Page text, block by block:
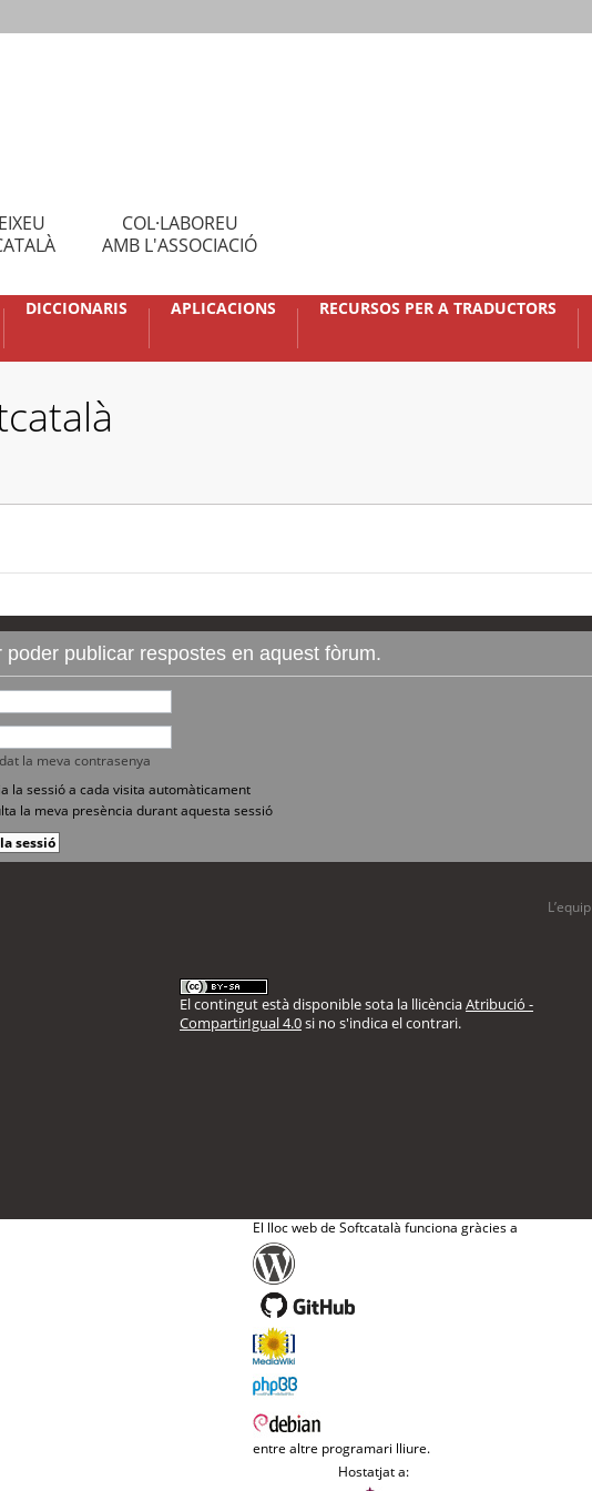
COL·LABOREU
AMB L'ASSOCIACIÓ
DICCIONARIS APLICACIONS RECURSOS PER A TRADUCTORS
publicar respostes en aquest fòrum.
la meva contrasenya
la sessió a cada visita automàticament
la meva presència durant aquesta sessió
L’equip
El contingut està disponible sota la llicènciaAtribució -
CompartirIgual 4.0si no s'indica el contrari.
El lloc web de Softcatalà funciona gràcies a
entre altre programari lliure.
Hostatjat a: